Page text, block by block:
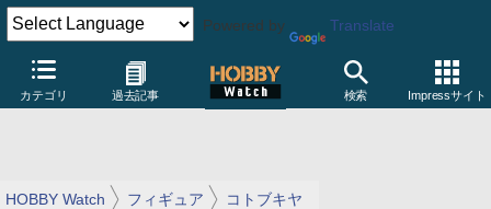
Powered by Translate
カテゴリ 過去記事 検索 Impressサイト
HOBBY Watch フィギュア コトブキヤ